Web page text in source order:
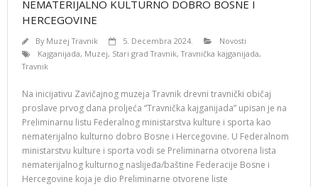
NEMATERIJALNO KULTURNO DOBRO BOSNE I
HERCEGOVINE
By Muzej Travnik 5. Decembra 2024.
Novosti
Kajganijada, Muzej, Stari grad Travnik,Travnička kajganijada,
Travnik
Na inicijativu Zavičajnog muzeja Travnik drevni travnički običaj
proslave prvog dana proljeća “Travnička kajganijada” upisan je na
Preliminarnu listu Federalnog ministarstva kulture i sporta kao
nematerijalno kulturno dobro Bosne i Hercegovine. U Federalnom
ministarstvu kulture i sporta vodi se Preliminarna otvorena lista
nematerijalnog kulturnog naslijeđa/baštine Federacije Bosne i
Hercegovine koja je dio Preliminarne otvorene liste